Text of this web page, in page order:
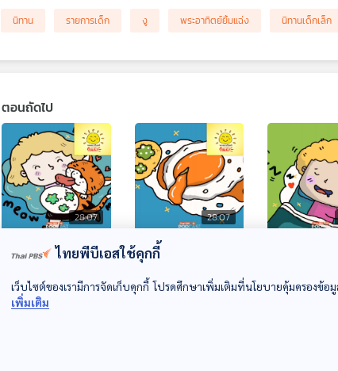
นิทาน รายการเด็ก งู พระอาทิตย์ยิ้มแฉ่ง นิทานเด็กเล็ก
ตอนถัดไป
28:07
EP. 2056:
อันตรายนะ
พระอาทิตย์ยิ้มแฉ่ง
28:07
EP. 2057: ไข่ดาวน้ำ
ไหล อันตรายไหมนะ
พระอาทิตย์ยิ้มแฉ่ง
EP. 2058:
นอนหนุนหม
พระอาทิตย์ยิ้มแ
ไทยพีบีเอสใช้คุกกี้
เว็บไซต์ของเรามีการจัดเก็บคุกกี้ โปรดศึกษาเพิ่มเติมที่นโยบายคุ้มครองข้อ
เพิ่มเติม